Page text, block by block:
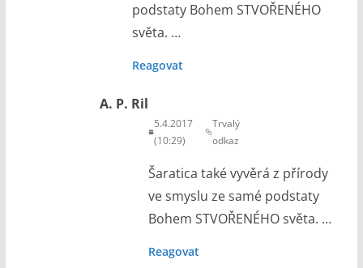
podstaty Bohem STVOŘENÉHO
světa. …
Reagovat
A. P. Ril
5.4.2017
(10:29)
Trvalý
odkaz
Šaratica také vyvěrá z přírody
ve smyslu ze samé podstaty
Bohem STVOŘENÉHO světa. …
Reagovat